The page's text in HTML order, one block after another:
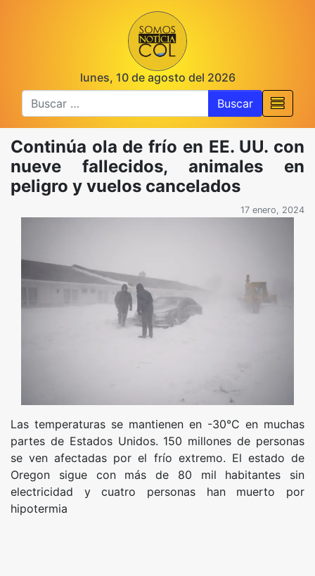
lunes, 10 de agosto del 2026
Buscar
Continúa ola de frío en EE. UU. con
nueve fallecidos, animales en
peligro y vuelos cancelados
17 enero, 2024
Las temperaturas se mantienen en -30°C en muchas
partes de Estados Unidos. 150 millones de personas
se ven afectadas por el frío extremo. El estado de
Oregon sigue con más de 80 mil habitantes sin
electricidad y cuatro personas han muerto por
hipotermia